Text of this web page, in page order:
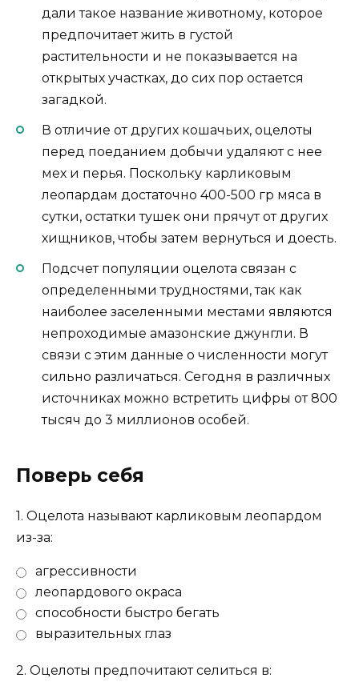
дали такое название животному, которое
предпочитает жить в густой
растительности и не показывается на
открытых участках, до сих пор остается
загадкой.
В отличие от других кошачьих, оцелоты
перед поеданием добычи удаляют с нее
мех и перья. Поскольку карликовым
леопардам достаточно 400-500 гр мяса в
сутки, остатки тушек они прячут от других
хищников, чтобы затем вернуться и доесть.
Подсчет популяции оцелота связан с
определенными трудностями, так как
наиболее заселенными местами являются
непроходимые амазонские джунгли. В
связи с этим данные о численности могут
сильно различаться. Сегодня в различных
источниках можно встретить цифры от 800
тысяч до 3 миллионов особей.
Поверь себя
1. Оцелота называют карликовым леопардом
из-за:
агрессивности
леопардового окраса
способности быстро бегать
выразительных глаз
2. Оцелоты предпочитают селиться в: